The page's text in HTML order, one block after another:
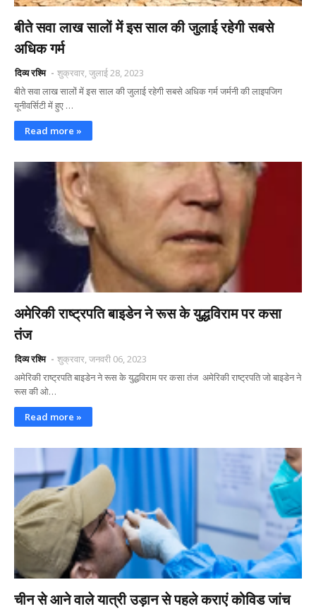
बीते सवा लाख सालों में इस साल की जुलाई रहेगी सबसे
अधिक गर्म
दिव्य रश्मि
शुक्रवार, जुलाई 28, 2023
बीते सवा लाख सालों में इस साल की जुलाई रहेगी सबसे अधिक गर्म जर्मनी की लाइपजिग
यू‍नीवर्सिटी में हुए …
Read more »
अमेरिकी राष्ट्रपति बाइडेन ने रूस के युद्धविराम पर कसा
तंज
दिव्य रश्मि
शुक्रवार, जनवरी 06, 2023
अमेरिकी राष्ट्रपति बाइडेन ने रूस के युद्धविराम पर कसा तंज अमेरिकी राष्ट्रपति जो बाइडेन ने
रूस की ओ…
Read more »
चीन से आने वाले यात्री उड़ान से पहले कराएं कोविड जांच